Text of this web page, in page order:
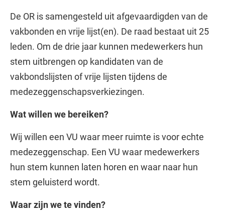
De OR is samengesteld uit afgevaardigden van de
vakbonden en vrije lijst(en). De raad bestaat uit 25
leden. Om de drie jaar kunnen medewerkers hun
stem uitbrengen op kandidaten van de
vakbondslijsten of vrije lijsten tijdens de
medezeggenschapsverkiezingen.
Wat willen we bereiken?
Wij willen een VU waar meer ruimte is voor echte
medezeggenschap. Een VU waar medewerkers
hun stem kunnen laten horen en waar naar hun
stem geluisterd wordt.
Waar zijn we te vinden?